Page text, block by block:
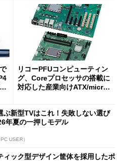
リコーPFUコンピューティン
グ、Coreプロセッサの搭載に
対応した産業向けATX/micro
ぶ新型TVはこれ！失敗しない選び
年夏の一押しモデル
USER）
ィック型デザイン筐体を採用したポ